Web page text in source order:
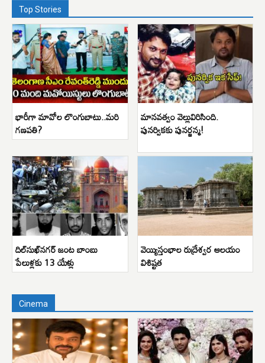
Top Stories
భారీగా మావోల లొంగుబాటు..మరి
గణపతి?
మానవత్వం వెల్లువిరిసింది.
పునర్వికకు పునర్జన్మ!
దిల్‌సుఖ్‌నగర్ జంట బాంబు
పేలుళ్లకు 13 యేళ్లు
వెయ్యిస్తంభాల రుద్రేశ్వర ఆలయం
విశిష్టత
Cinema